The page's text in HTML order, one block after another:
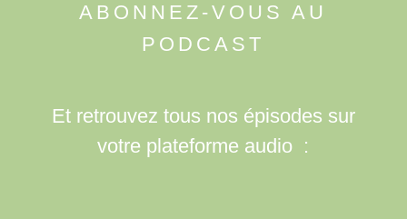
ABONNEZ-VOUS AU
PODCAST
Et retrouvez tous nos épisodes sur
votre plateforme audio :